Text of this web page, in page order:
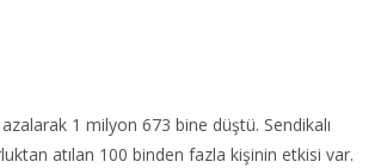
azalarak 1 milyon 673 bine düştü. Sendikalı
atılan 100 binden fazla kişinin etkisi var.